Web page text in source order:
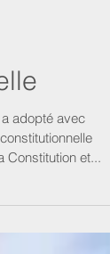
adopté avec
Constitution et...